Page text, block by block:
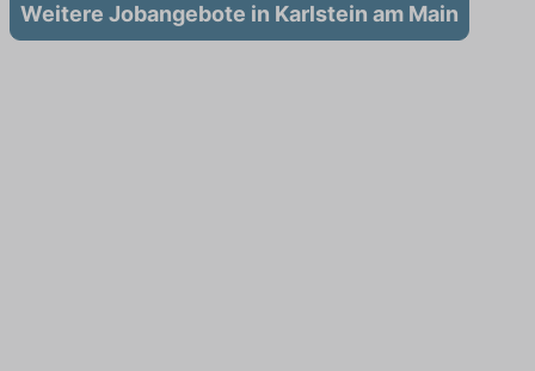
Weitere Jobangebote in Karlstein am Main